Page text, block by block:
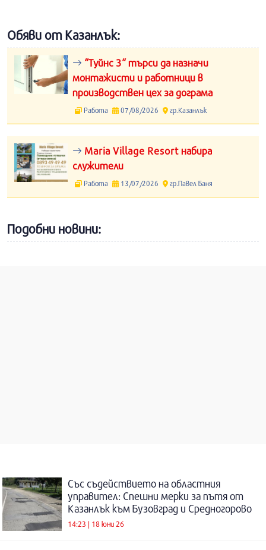
Обяви от Казанлък:
“Туйнс 3“ търси да назначи
монтажисти и работници в
производствен цех за дограма
Работа 07/08/2026 гр.Казанлък
Maria Village Resort набира
служители
Работа 13/07/2026 гр.Павел Баня
Подобни новини:
Със съдействието на областния
управител: Спешни мерки за пътя от
Казанлък към Бузовград и Средногорово
14:23 | 18 юни 26